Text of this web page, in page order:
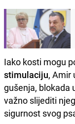
Iako kosti mogu
stimulaciju, Amir
gušenja, blokada
važno slijediti
sigurnost svog